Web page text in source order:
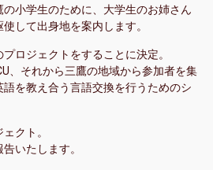
小学生のために、大学生のお姉さん
して出身地を案内します。
ロジェクトをすることに決定。
、それから三鷹の地域から参加者を集
を教え合う言語交換を行うためのシ
クト。
いたします。